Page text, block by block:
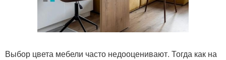
Выбор цвета мебели часто недооценивают. Тогда как на